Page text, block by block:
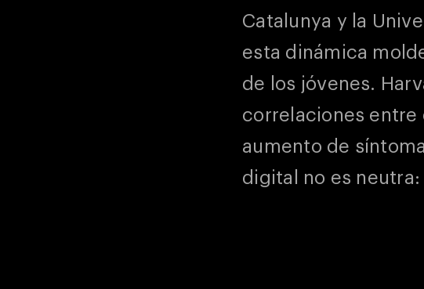
Catalunya y la
esta dinámica
de los jóvenes.
correlaciones entre
aumento de
digital no es